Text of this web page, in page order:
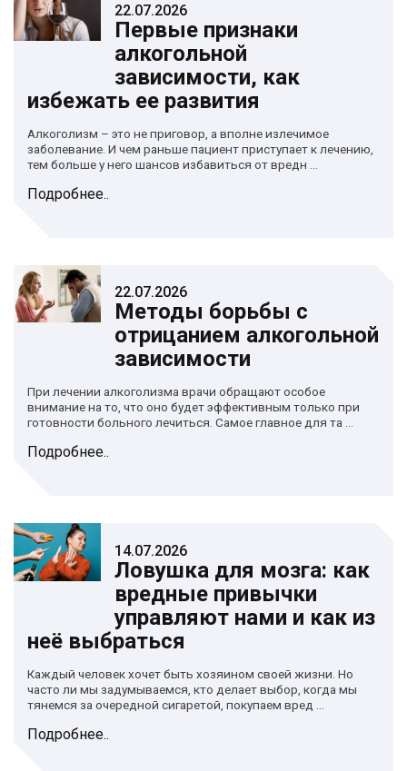
22.07.2026
Первые признаки
алкогольной
зависимости, как
избежать ее развития
Алкоголизм – это не приговор, а вполне излечимое
заболевание. И чем раньше пациент приступает к лечению,
тем больше у него шансов избавиться от вредн ...
Подробнее..
22.07.2026
Методы борьбы с
отрицанием алкогольной
зависимости
При лечении алкоголизма врачи обращают особое
внимание на то, что оно будет эффективным только при
готовности больного лечиться. Самое главное для та ...
Подробнее..
14.07.2026
Ловушка для мозга: как
вредные привычки
управляют нами и как из
неё выбраться
Каждый человек хочет быть хозяином своей жизни. Но
часто ли мы задумываемся, кто делает выбор, когда мы
тянемся за очередной сигаретой, покупаем вред ...
Подробнее..